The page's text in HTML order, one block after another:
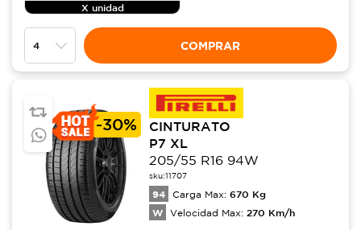
X unidad
COMPRAR
-30%
CINTURATO
P7 XL
205/55 R16 94W
sku:11707
94 Carga Max: 670 Kg
W Velocidad Max: 270 Km/h